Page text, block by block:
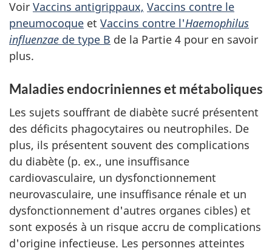
Voir Vaccins antigrippaux, Vaccins contre le
pneumocoque et Vaccins contre l'Haemophilus
influenzae de type B de la Partie 4 pour en savoir
plus.
Maladies endocriniennes et métaboliques
Les sujets souffrant de diabète sucré présentent
des déficits phagocytaires ou neutrophiles. De
plus, ils présentent souvent des complications
du diabète (p. ex., une insuffisance
cardiovasculaire, un dysfonctionnement
neurovasculaire, une insuffisance rénale et un
dysfonctionnement d'autres organes cibles) et
sont exposés à un risque accru de complications
d'origine infectieuse. Les personnes atteintes